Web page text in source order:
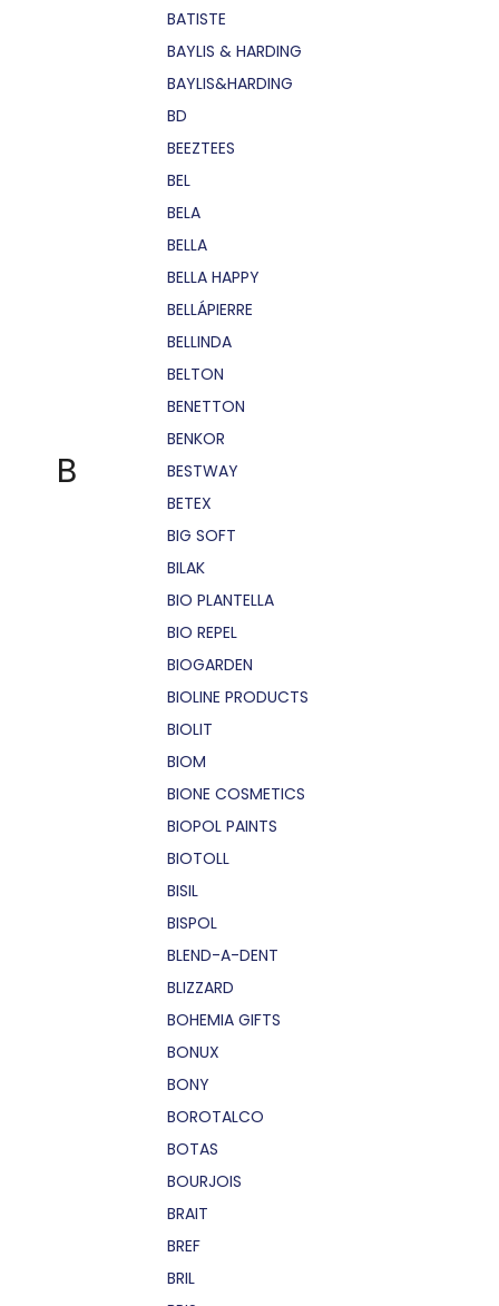
B
BATISTE
BAYLIS & HARDING
BAYLIS&HARDING
BD
BEEZTEES
BEL
BELA
BELLA
BELLA HAPPY
BELLÁPIERRE
BELLINDA
BELTON
BENETTON
BENKOR
BESTWAY
BETEX
BIG SOFT
BILAK
BIO PLANTELLA
BIO REPEL
BIOGARDEN
BIOLINE PRODUCTS
BIOLIT
BIOM
BIONE COSMETICS
BIOPOL PAINTS
BIOTOLL
BISIL
BISPOL
BLEND-A-DENT
BLIZZARD
BOHEMIA GIFTS
BONUX
BONY
BOROTALCO
BOTAS
BOURJOIS
BRAIT
BREF
BRIL